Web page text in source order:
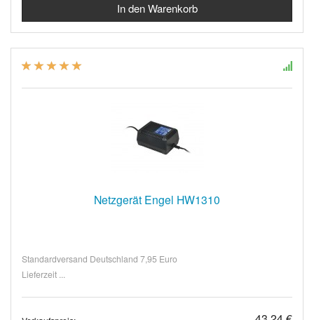
Netzgerät Engel HW1310
Standardversand Deutschland 7,95 Euro
Lieferzeit ...